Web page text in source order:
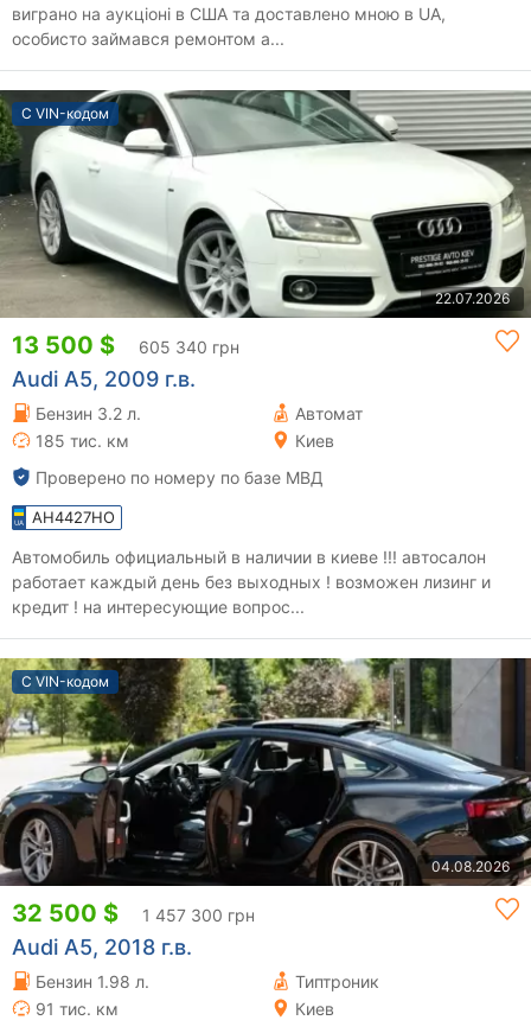
виграно на аукціоні в США та доставлено мною в UA,
особисто займався ремонтом а...
С VIN-кодом
22.07.2026
13 500 $ 605 340 грн
Audi A5, 2009 г.в.
Бензин 3.2 л.
Автомат
185 тис. км
Киев
Проверено по номеру по базе МВД
AH4427HO
Автомобиль официальный в наличии в киеве !!! автосалон
работает каждый день без выходных ! возможен лизинг и
кредит ! на интересующие вопрос...
С VIN-кодом
04.08.2026
32 500 $ 1 457 300 грн
Audi A5, 2018 г.в.
Бензин 1.98 л.
Типтроник
91 тис. км
Киев